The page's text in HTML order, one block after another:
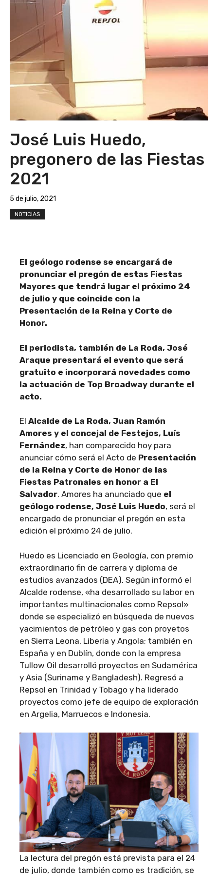
José Luis Huedo,
pregonero de las Fiestas
2021
5 de julio, 2021
NOTICIAS
El geólogo rodense se encargará de
pronunciar el pregón de estas Fiestas
Mayores que tendrá lugar el próximo 24
de julio y que coincide con la
Presentación de la Reina y Corte de
Honor.
El periodista, también de La Roda, José
Araque presentará el evento que será
gratuito e incorporará novedades como
la actuación de Top Broadway durante el
acto.
El Alcalde de La Roda, Juan Ramón
Amores y el concejal de Festejos, Luís
Fernández, han comparecido hoy para
anunciar cómo será el Acto de Presentación
de la Reina y Corte de Honor de las
Fiestas Patronales en honor a El
Salvador. Amores ha anunciado que el
geólogo rodense, José Luis Huedo, será el
encargado de pronunciar el pregón en esta
edición el próximo 24 de julio.
Huedo es Licenciado en Geología, con premio
extraordinario fin de carrera y diploma de
estudios avanzados (DEA). Según informó el
Alcalde rodense, «ha desarrollado su labor en
importantes multinacionales como Repsol»
donde se especializó en búsqueda de nuevos
yacimientos de petróleo y gas con proyetos
en Sierra Leona, Liberia y Angola; también en
España y en Dublín, donde con la empresa
Tullow Oil desarrolló proyectos en Sudamérica
y Asia (Suriname y Bangladesh). Regresó a
Repsol en Trinidad y Tobago y ha liderado
proyectos como jefe de equipo de exploración
en Argelia, Marruecos e Indonesia.
La lectura del pregón está prevista para el 24
de julio, donde también como es tradición, se